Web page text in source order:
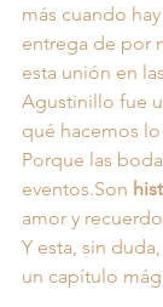
más cuando
entrega de por
esta unión en
Agustinillo fue
qué hacemos
Porque las
eventos.Son
amor y
Y esta, sin
un capítulo